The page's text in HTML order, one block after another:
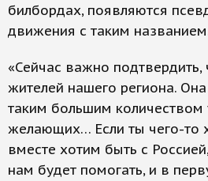
билбордах, появляются
движения с таким
«Сейчас важно подтвердить,
жителей нашего региона.
таким большим количеством
желающих… Если ты чего-то
вместе хотим быть с
нам будет помогать, и в